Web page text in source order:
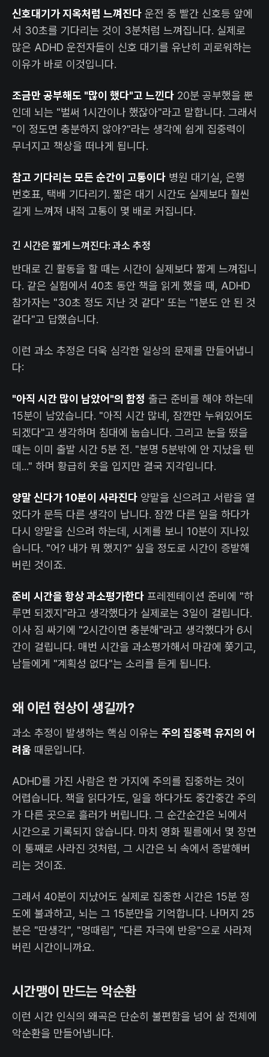
신호대기가 지옥처럼 느껴진다 운전 중 빨간 신호등 앞에
서 30초를 기다리는 것이 3분처럼 느껴집니다. 실제로
많은 ADHD 운전자들이 신호 대기를 유난히 괴로워하는
이유가 바로 이것입니다.
조금만 공부해도 "많이 했다"고 느낀다 20분 공부했을 뿐
인데 뇌는 "벌써 1시간이나 했잖아"라고 말합니다. 그래서
"이 정도면 충분하지 않아?"라는 생각에 쉽게 집중력이
무너지고 책상을 떠나게 됩니다.
참고 기다리는 모든 순간이 고통이다 병원 대기실, 은행
번호표, 택배 기다리기. 짧은 대기 시간도 실제보다 훨씬
길게 느껴져 내적 고통이 몇 배로 커집니다.
긴 시간은 짧게 느껴진다: 과소 추정
반대로 긴 활동을 할 때는 시간이 실제보다 짧게 느껴집니
다. 같은 실험에서 40초 동안 책을 읽게 했을 때, ADHD
참가자는 "30초 정도 지난 것 같다" 또는 "1분도 안 된 것
같다"고 답했습니다.
이런 과소 추정은 더욱 심각한 일상의 문제를 만들어냅니
다:
"아직 시간 많이 남았어"의 함정 출근 준비를 해야 하는데
15분이 남았습니다. "아직 시간 많네, 잠깐만 누워있어도
되겠다"고 생각하며 침대에 눕습니다. 그리고 눈을 떴을
때는 이미 출발 시간 5분 전. "분명 5분밖에 안 지났을 텐
데..." 하며 황급히 옷을 입지만 결국 지각입니다.
양말 신다가 10분이 사라진다 양말을 신으려고 서랍을 열
었다가 문득 다른 생각이 납니다. 잠깐 다른 일을 하다가
다시 양말을 신으려 하는데, 시계를 보니 10분이 지나있
습니다. "어? 내가 뭐 했지?" 싶을 정도로 시간이 증발해
버린 것이죠.
준비 시간을 항상 과소평가한다 프레젠테이션 준비에 "하
루면 되겠지"라고 생각했다가 실제로는 3일이 걸립니다.
이사 짐 싸기에 "2시간이면 충분해"라고 생각했다가 6시
간이 걸립니다. 매번 시간을 과소평가해서 마감에 쫓기고,
남들에게 "계획성 없다"는 소리를 듣게 됩니다.
왜 이런 현상이 생길까?
과소 추정이 발생하는 핵심 이유는 주의 집중력 유지의 어
려움 때문입니다.
ADHD를 가진 사람은 한 가지에 주의를 집중하는 것이
어렵습니다. 책을 읽다가도, 일을 하다가도 중간중간 주의
가 다른 곳으로 흘러가 버립니다. 그 순간순간은 뇌에서
시간으로 기록되지 않습니다. 마치 영화 필름에서 몇 장면
이 통째로 사라진 것처럼, 그 시간은 뇌 속에서 증발해버
리는 것이죠.
그래서 40분이 지났어도 실제로 집중한 시간은 15분 정
도에 불과하고, 뇌는 그 15분만을 기억합니다. 나머지 25
분은 "딴생각", "멍때림", "다른 자극에 반응"으로 사라져
버린 시간이니까요.
시간맹이 만드는 악순환
이런 시간 인식의 왜곡은 단순히 불편함을 넘어 삶 전체에
악순환을 만들어냅니다.